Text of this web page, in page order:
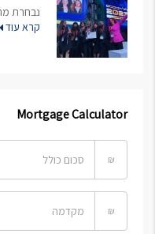
נבחרת
קרא עוד
Mortgage Calculator
₪
₪